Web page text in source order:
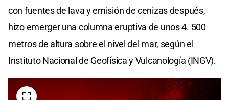
con fuentes de lava y emisión de cenizas después,
hizo emerger una columna eruptiva de unos 4. 500
metros de altura sobre el nivel del mar, según el
Instituto Nacional de Geofísica y Vulcanología (INGV).